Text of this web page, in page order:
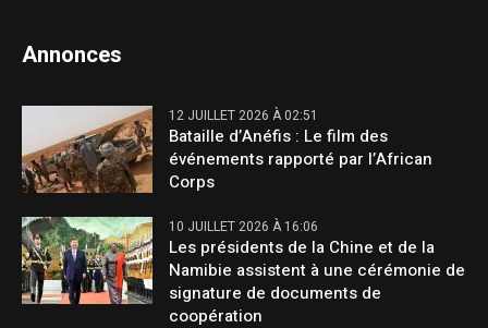
Annonces
12 JUILLET 2026 À 02:51
Bataille d’Anéfis : Le film des
événements rapporté par l’African
Corps
10 JUILLET 2026 À 16:06
Les présidents de la Chine et de la
Namibie assistent à une cérémonie de
signature de documents de
coopération